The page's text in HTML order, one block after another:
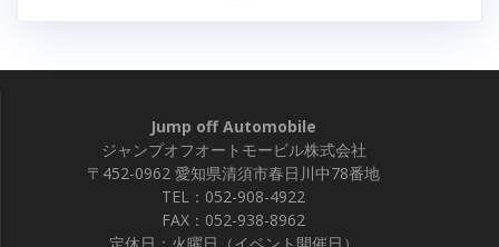
Jump off Automobile
ジャンプオフオートモービル株式会社
〒452-0962 愛知県清須市春日川中78番地
TEL：052-908-4922
FAX：052-938-8962